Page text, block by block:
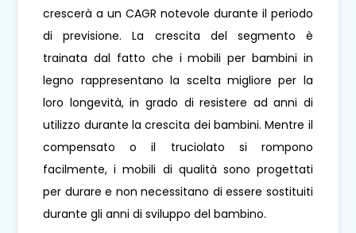
crescerà a un CAGR notevole durante il periodo
di previsione. La crescita del segmento è
trainata dal fatto che i mobili per bambini in
legno rappresentano la scelta migliore per la
loro longevità, in grado di resistere ad anni di
utilizzo durante la crescita dei bambini. Mentre il
compensato o il truciolato si rompono
facilmente, i mobili di qualità sono progettati
per durare e non necessitano di essere sostituiti
durante gli anni di sviluppo del bambino.